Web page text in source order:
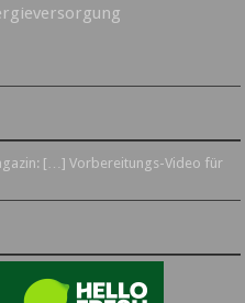
[…] Vorbereitungs-Video für